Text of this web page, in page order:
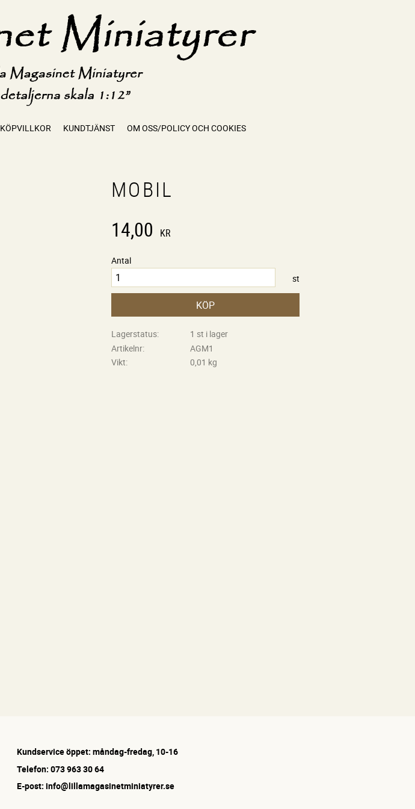
KÖPVILLKOR KUNDTJÄNST OM OSS/POLICY OCH COOKIES
MOBIL
14,00 KR
Antal
st
KÖP
Lagerstatus
1 st i lager
Artikelnr
AGM1
Vikt
0,01 kg
Kundservice öppet: måndag-fredag, 10-16
Telefon: 073 963 30 64
E-post: info@lillamagasinetminiatyrer.se